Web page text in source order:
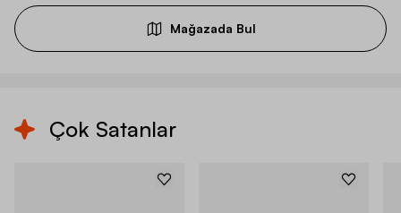
Mağazada Bul
Çok Satanlar